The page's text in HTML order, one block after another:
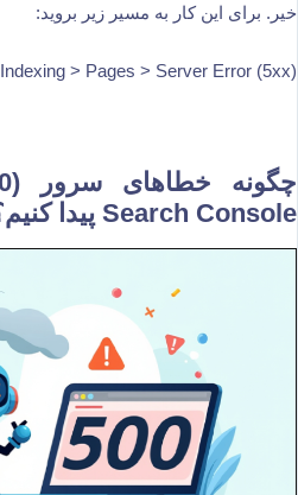
خیر. برای این کار به مسیر زیر بروید:
Indexing > Pages > Server Error (5xx)
Search Console پیدا کنیم؟